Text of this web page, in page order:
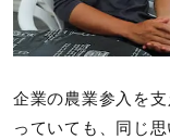
企業の農業参入を
っていても、同じ